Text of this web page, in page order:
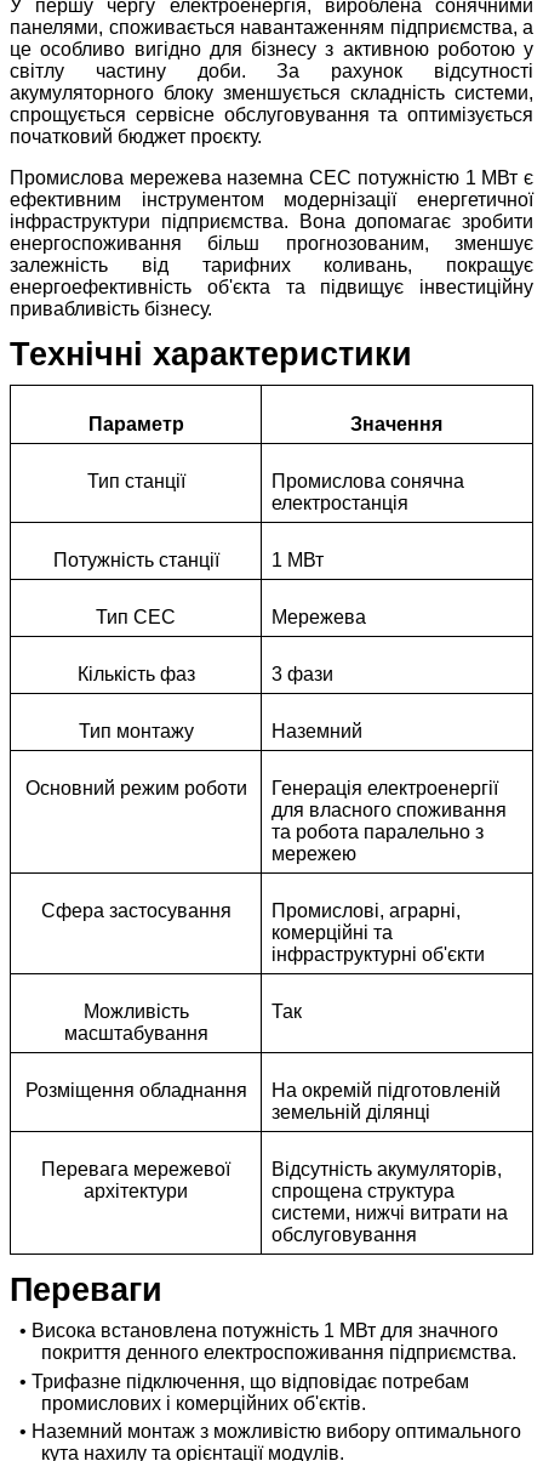
У першу чергу електроенергія, вироблена сонячними
панелями, споживається навантаженням підприємства, а
це особливо вигідно для бізнесу з активною роботою у
світлу частину доби. За рахунок відсутності
акумуляторного блоку зменшується складність системи,
спрощується сервісне обслуговування та оптимізується
початковий бюджет проєкту.
Промислова мережева наземна СЕС потужністю 1 МВт є
ефективним інструментом модернізації енергетичної
інфраструктури підприємства. Вона допомагає зробити
енергоспоживання більш прогнозованим, зменшує
залежність від тарифних коливань, покращує
енергоефективність об'єкта та підвищує інвестиційну
привабливість бізнесу.
Технічні характеристики
Параметр Значення
Тип станції
Промислова сонячна
електростанція
Потужність станції 1 МВт
Тип СЕС Мережева
Кількість фаз 3 фази
Тип монтажу Наземний
Основний режим роботи
Генерація електроенергії
для власного споживання
та робота паралельно з
мережею
Сфера застосування
Промислові, аграрні,
комерційні та
інфраструктурні об'єкти
Можливість
масштабування
Так
Розміщення обладнання
На окремій підготовленій
земельній ділянці
Перевага мережевої
архітектури
Відсутність акумуляторів,
спрощена структура
системи, нижчі витрати на
обслуговування
Переваги
• Висока встановлена потужність 1 МВт для значного
покриття денного електроспоживання підприємства.
• Трифазне підключення, що відповідає потребам
промислових і комерційних об'єктів.
• Наземний монтаж з можливістю вибору оптимального
кута нахилу та орієнтації модулів.